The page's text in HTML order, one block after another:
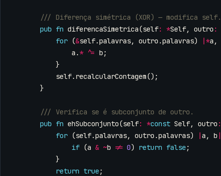
pub fn diferencaSimetrica(self: *Self, outro :
for (&self.palavras, outro .palavras) |*a ,
a . * ^= b ;
}
self. recalcularContagem();
}
pub fn ehSubconjunto(self: *const Self, outro :
for (self.palavras, outro .palavras) |a , b |
if (a & ~b != 0) return false ;
}
return true ;